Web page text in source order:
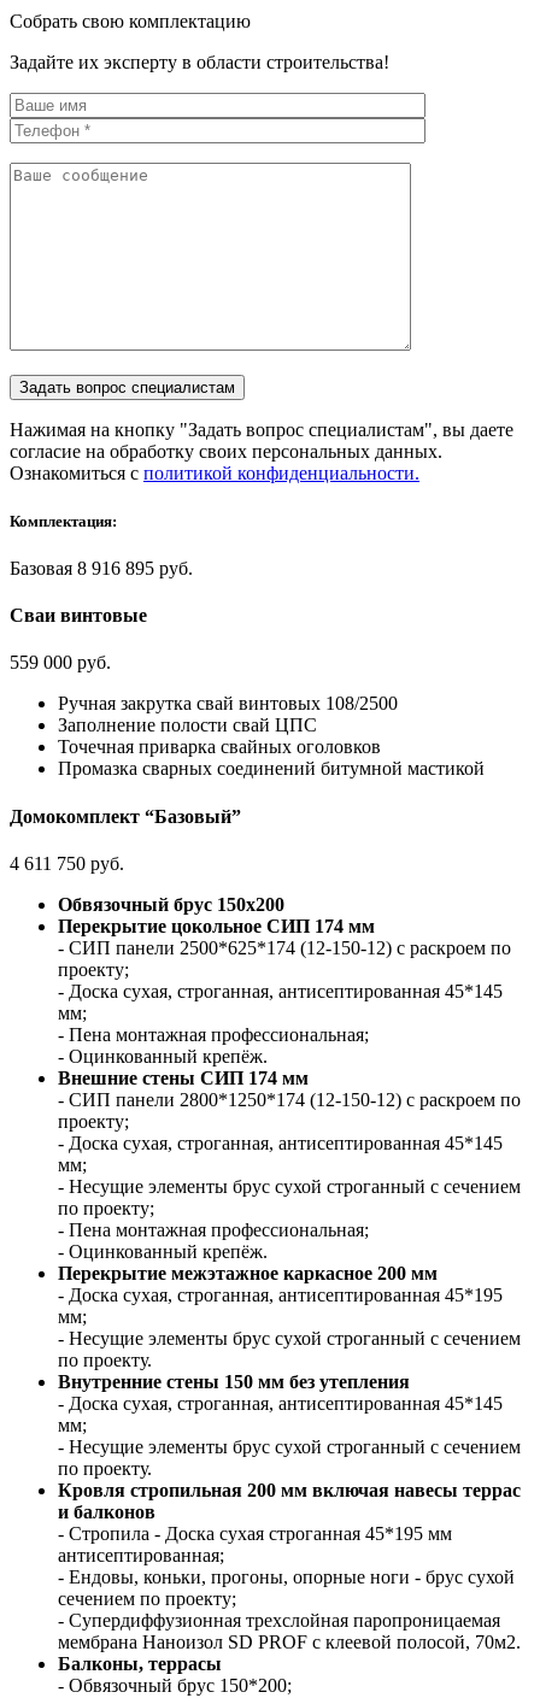
Собрать свою комплектацию
Задайте их эксперту в области строительства!
Нажимая на кнопку "Задать вопрос специалистам", вы даете
согласие на обработку своих персональных данных.
Ознакомиться с политикой конфиденциальности.
Комплектация:
Базовая 8 916 895 руб.
Сваи винтовые
559 000 руб.
Ручная закрутка свай винтовых 108/2500
Заполнение полости свай ЦПС
Точечная приварка свайных оголовков
Промазка сварных соединений битумной мастикой
Домокомплект “Базовый”
4 611 750 руб.
Обвязочный брус 150х200
Перекрытие цокольное СИП 174 мм
- СИП панели 2500*625*174 (12-150-12) с раскроем по
проекту;
- Доска сухая, строганная, антисептированная 45*145
мм;
- Пена монтажная профессиональная;
- Оцинкованный крепёж.
Внешние стены СИП 174 мм
- СИП панели 2800*1250*174 (12-150-12) с раскроем по
проекту;
- Доска сухая, строганная, антисептированная 45*145
мм;
- Несущие элементы брус сухой строганный с сечением
по проекту;
- Пена монтажная профессиональная;
- Оцинкованный крепёж.
Перекрытие межэтажное каркасное 200 мм
- Доска сухая, строганная, антисептированная 45*195
мм;
- Несущие элементы брус сухой строганный с сечением
по проекту.
Внутренние стены 150 мм без утепления
- Доска сухая, строганная, антисептированная 45*145
мм;
- Несущие элементы брус сухой строганный с сечением
по проекту.
Кровля стропильная 200 мм включая навесы террас
и балконов
- Стропила - Доска сухая строганная 45*195 мм
антисептированная;
- Ендовы, коньки, прогоны, опорные ноги - брус сухой
сечением по проекту;
- Супердиффузионная трехслойная паропроницаемая
мембрана Наноизол SD PROF c клеевой полосой, 70м2.
Балконы, террасы
- Обвязочный брус 150*200;